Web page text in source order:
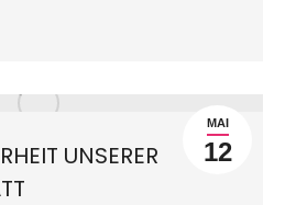
MAI
12
UNSERER